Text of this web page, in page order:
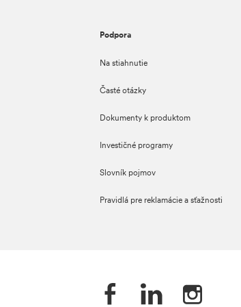
Podpora
Na stiahnutie
Časté otázky
Dokumenty k produktom
Investičné programy
Slovník pojmov
Pravidlá pre reklamácie a sťažnosti